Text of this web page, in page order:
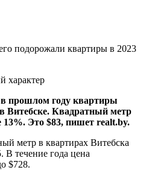
характер
прошлом году квартиры
Витебске. Квадратный метр
13%. Это $83, пишет realt.by.
метр в квартирах Витебска
В течение года цена
$728.